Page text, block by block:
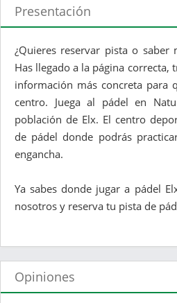
Presentación
¿Quieres reservar pista o saber
Has llegado a la página correcta,
información más concreta para
centro. Juega al pádel en
población de Elx. El centro
de pádel donde podrás
engancha.
Ya sabes donde jugar a pádel
nosotros y reserva tu pista de
Opiniones